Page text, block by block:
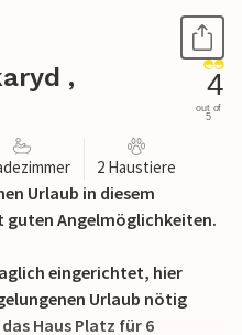
,
4
out of
5
2 Haustiere
Urlaub in diesem
guten Angelmöglichkeiten.
eingerichtet, hier
Urlaub nötig
Haus Platz für 6